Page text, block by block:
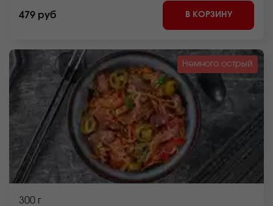
блюда может отличаться от фото на сайте.
479 руб В КОРЗИНУ
Немного острый
300 г